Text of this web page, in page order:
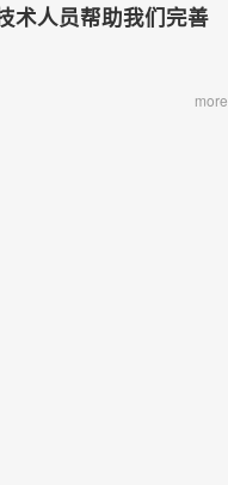
术人员帮助我们完善
more